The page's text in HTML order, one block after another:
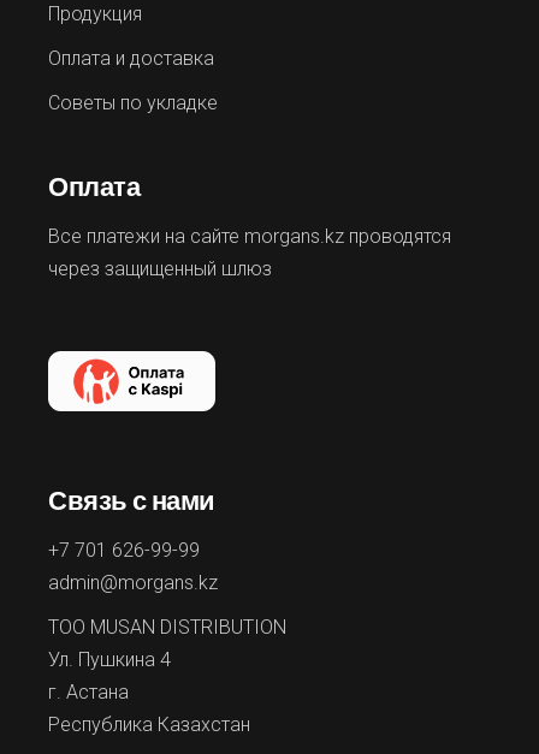
Продукция
Оплата и доставка
Советы по укладке
Оплата
Все платежи на сайте morgans.kz проводятся
через защищенный шлюз
Связь с нами
+7 701 626-99-99
admin@morgans.kz
ТОО MUSAN DISTRIBUTION
Ул. Пушкина 4
г. Астана
Республика Казахстан